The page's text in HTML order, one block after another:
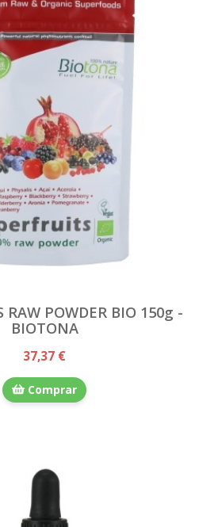
RAW POWDER BIO 150g -
BIOTONA
37,37 €
Comprar